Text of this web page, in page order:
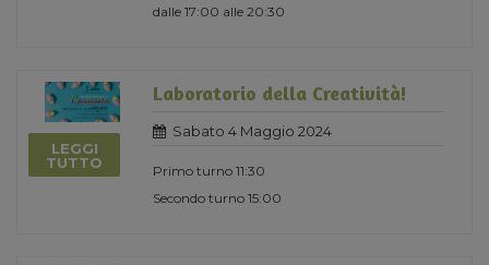
dalle 17:00 alle 20:30
LEGGI
TUTTO
Laboratorio della Creatività!
Sabato 4 Maggio 2024
Primo turno 11:30
Secondo turno 15:00